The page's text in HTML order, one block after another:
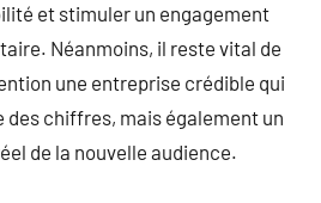
et stimuler un engagement
Néanmoins, il reste vital de
une entreprise crédible qui
des chiffres, mais également un
de la nouvelle audience.